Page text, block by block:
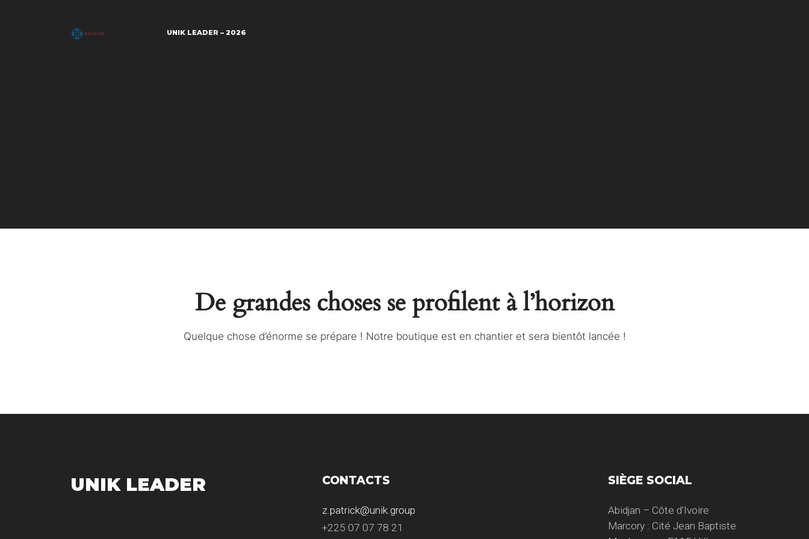
UNIK LEADER – 2026
De grandes choses se profilent à l’horizon
Quelque chose d’énorme se prépare ! Notre boutique est en chantier et sera bientôt lancée !
UNIK LEADER CONTACTS
z.patrick@unik.group
+225 07 07 78 21
SIÈGE SOCIAL
Abidjan – Côte d’Ivoire
Marcory : Cité Jean Baptiste